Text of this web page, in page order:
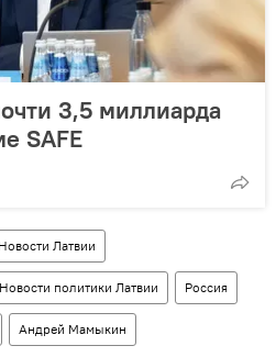
3,5 миллиарда
SAFE
Новости Латвии
Новости политики Латвии Россия
Андрей Мамыкин